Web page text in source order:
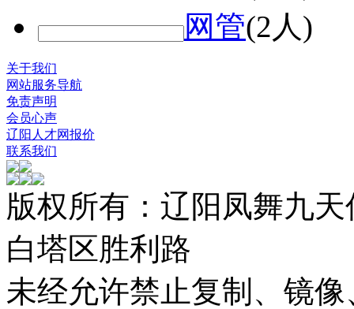
网管(2人)
关于我们
网站服务导航
免责声明
会员心声
辽阳人才网报价
联系我们
版权所有：辽阳凤舞九
白塔区胜利路
未经允许禁止复制、镜